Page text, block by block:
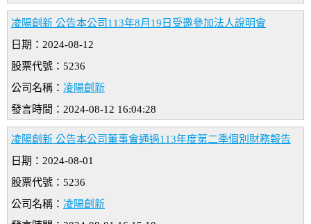
凌陽創新 公告本公司113年8月19日受邀參加法人說明會
日期：2024-08-12
股票代號：5236
公司名稱： 凌陽創新
發言時間：2024-08-12 16:04:28
凌陽創新 公告本公司董事會通過113年度第二季個別財務報告
日期：2024-08-01
股票代號：5236
公司名稱： 凌陽創新